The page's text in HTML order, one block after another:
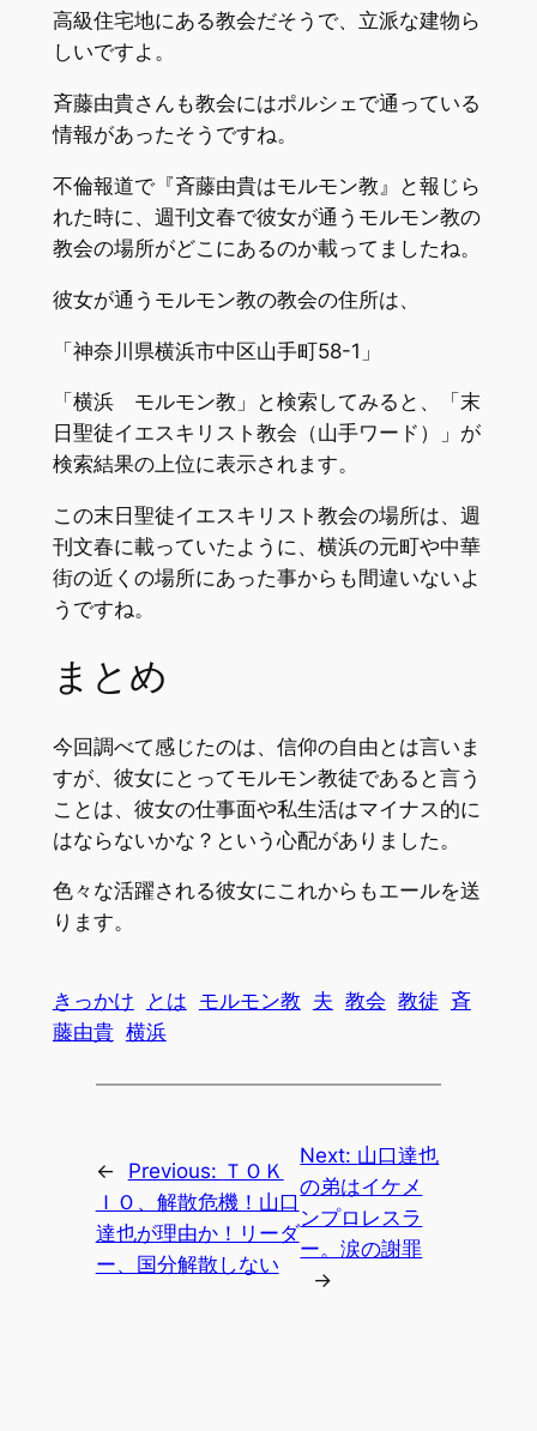
高級住宅地にある教会だそうで、立派な建物ら
しいですよ。
斉藤由貴さんも教会にはポルシェで通っている
情報があったそうですね。
不倫報道で『斉藤由貴はモルモン教』と報じら
れた時に、週刊文春で彼女が通うモルモン教の
教会の場所がどこにあるのか載ってましたね。
彼女が通うモルモン教の教会の住所は、
「神奈川県横浜市中区山手町58-1」
「横浜 モルモン教」と検索してみると、「末
日聖徒イエスキリスト教会（山手ワード）」が
検索結果の上位に表示されます。
この末日聖徒イエスキリスト教会の場所は、週
刊文春に載っていたように、横浜の元町や中華
街の近くの場所にあった事からも間違いないよ
うですね。
まとめ
今回調べて感じたのは、信仰の自由とは言いま
すが、彼女にとってモルモン教徒であると言う
ことは、彼女の仕事面や私生活はマイナス的に
はならないかな？という心配がありました。
色々な活躍される彼女にこれからもエールを送
ります。
きっかけ とは モルモン教 夫 教会 教徒 斉
藤由貴 横浜
← Previous: ＴＯＫ
ＩＯ、解散危機！山口
達也が理由か！リーダ
ー、国分解散しない
Next: 山口達也
の弟はイケメ
ンプロレスラ
ー。涙の謝罪
→